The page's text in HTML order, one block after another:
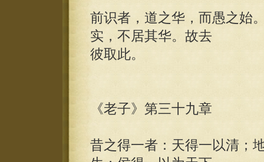
前识者，道之华，而愚之始
实，不居其华。故去
彼取此。
《老子》第三十九章
昔之得一者：天得一以清；